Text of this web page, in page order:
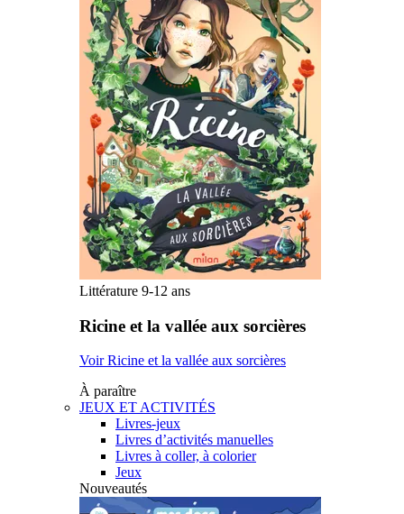
Littérature 9-12 ans
Ricine et la vallée aux sorcières
Voir Ricine et la vallée aux sorcières
À paraître
JEUX ET ACTIVITÉS
Livres-jeux
Livres d’activités manuelles
Livres à coller, à colorier
Jeux
Nouveautés